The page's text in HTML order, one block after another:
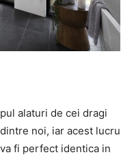
alaturi de cei dragi
noi, iar acest lucru
fi perfect identica in